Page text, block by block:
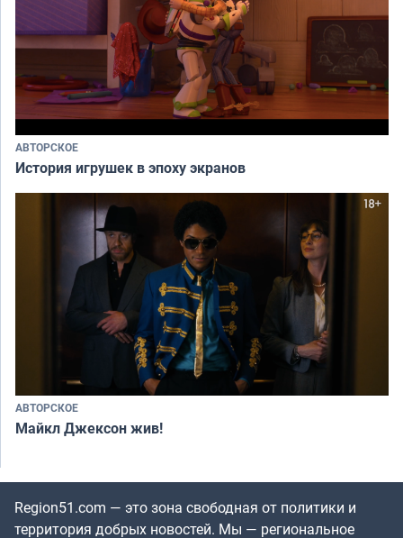
АВТОРСКОЕ
История игрушек в эпоху экранов
АВТОРСКОЕ
Майкл Джексон жив!
Region51.com — это зона свободная от политики и
территория добрых новостей. Мы — региональное